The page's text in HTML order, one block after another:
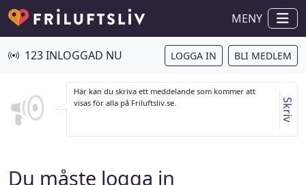
MENY
123 INLOGGAD NU LOGGA IN BLI MEDLEM
Här kan du skriva ett meddelande som kommer att
visas för alla på Friluftsliv.se.
Skriv
Du måste logga in